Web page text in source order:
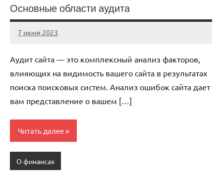
Основные области аудита
7 июня 2023
praktik_4way
Нет
Аудит сайта — это комплексный анализ факторов,
влияющих на видимость вашего сайта в результатах
поиска поисковых систем. Анализ ошибок сайта дает
вам представление о вашем […]
Читать далее
О финансах